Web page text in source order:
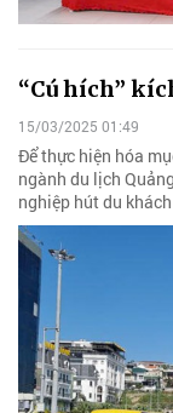
“Cú hích”
15/03/2025 01:49
Để thực hiện hóa
ngành du lịch
nghiệp hút du